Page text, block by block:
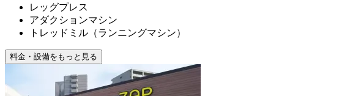
レッグプレス
アダクションマシン
トレッドミル（ランニングマシン）
料金・設備をもっと見る